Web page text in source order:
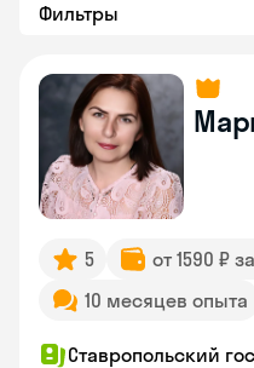
Фильтры
5
от 1590 ₽
10 месяцев опыта
Ставропольский